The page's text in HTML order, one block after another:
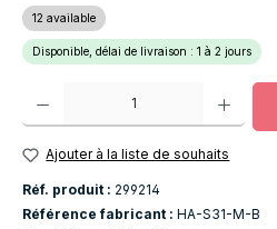
12 available
Disponible, délai de livraison : 1 à 2 jours
Quantité de produit : Entrez la quantité
Ajouter à la liste de souhaits
Réf. produit : 299214
Référence fabricant : HA-S31-M-B